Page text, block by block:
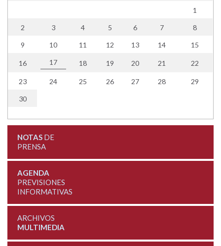
1
2 3 4 5 6 7 8
9 10 11 12 13 14 15
16 17 18 19 20 21 22
23 24 25 26 27 28 29
30
NOTASDE
PRENSA
AGENDA
PREVISIONES
INFORMATIVAS
ARCHIVOS
MULTIMEDIA